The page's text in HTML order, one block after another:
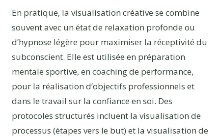
En pratique, la visualisation créative se combine
souvent avec un état de relaxation profonde ou
d’hypnose légère pour maximiser la réceptivité du
subconscient. Elle est utilisée en préparation
mentale sportive, en coaching de performance,
pour la réalisation d’objectifs professionnels et
dans le travail sur la confiance en soi. Des
protocoles structurés incluent la visualisation de
processus (étapes vers le but) et la visualisation de